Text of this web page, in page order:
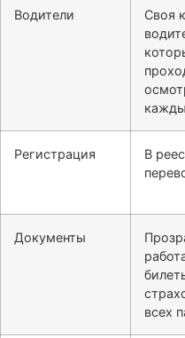
Водители
Своя
Регистрация
В
Документы
всех